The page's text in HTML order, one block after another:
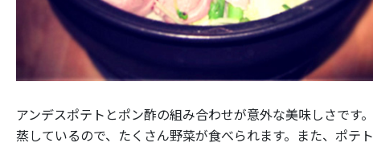
アンデスポテトとポン酢の組み合わせが意外な美味しさです。
蒸しているので、たくさん野菜が食べられます。また、ポテト